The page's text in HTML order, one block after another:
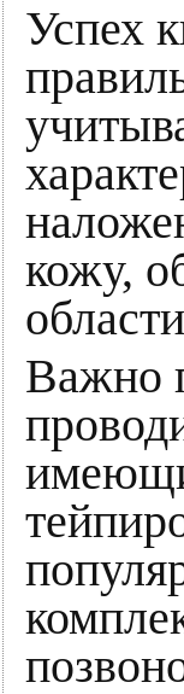
Успех
кожу,
Важно